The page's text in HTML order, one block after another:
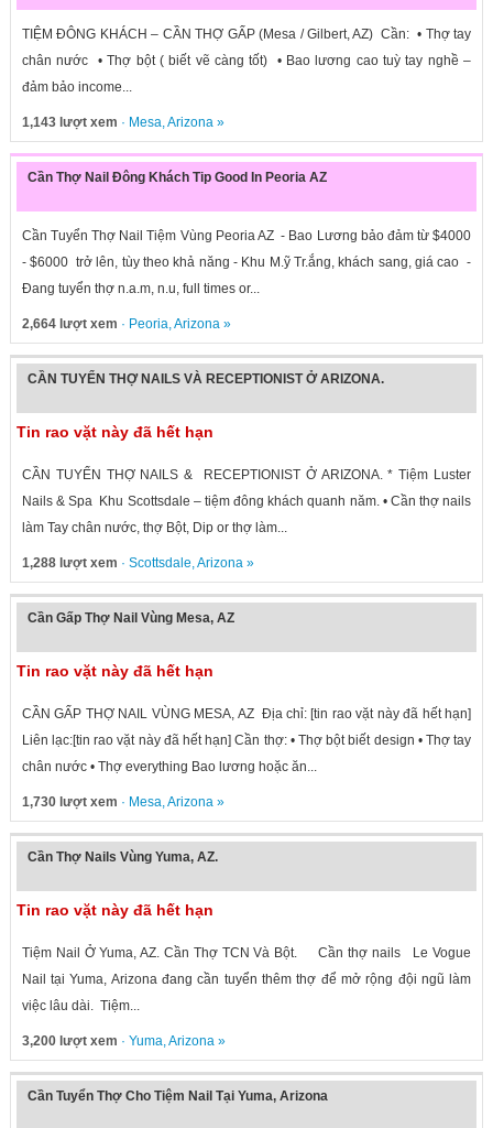
TIỆM ĐÔNG KHÁCH – CẦN THỢ GẤP (Mesa / Gilbert, AZ) Cần: • Thợ tay
chân nước • Thợ bột ( biết vẽ càng tốt) • Bao lương cao tuỳ tay nghề –
đảm bảo income...
1,143 lượt xem · Mesa,Arizona»
Cần Thợ Nail Đông Khách Tip Good In Peoria AZ
Cần Tuyển Thợ Nail Tiệm Vùng Peoria AZ - Bao Lương bảo đảm từ $4000
- $6000 trở lên, tùy theo khả năng - Khu M.ỹ Tr.ắng, khách sang, giá cao -
Đang tuyển thợ n.a.m, n.u, full times or...
2,664 lượt xem · Peoria,Arizona»
CẦN TUYỂN THỢ NAILS VÀ RECEPTIONIST Ở ARIZONA.
Tin rao vặt này đã hết hạn
CẦN TUYỂN THỢ NAILS & RECEPTIONIST Ở ARIZONA. * Tiệm Luster
Nails & Spa Khu Scottsdale – tiệm đông khách quanh năm. • Cần thợ nails
làm Tay chân nước, thợ Bột, Dip or thợ làm...
1,288 lượt xem · Scottsdale,Arizona»
Cần Gấp Thợ Nail Vùng Mesa, AZ
Tin rao vặt này đã hết hạn
CẦN GẤP THỢ NAIL VÙNG MESA, AZ Địa chỉ: [tin rao vặt này đã hết hạn]
Liên lạc:[tin rao vặt này đã hết hạn] Cần thợ: • Thợ bột biết design • Thợ tay
chân nước • Thợ everything Bao lương hoặc ăn...
1,730 lượt xem · Mesa,Arizona»
Cần Thợ Nails Vùng Yuma, AZ.
Tin rao vặt này đã hết hạn
Tiệm Nail Ở Yuma, AZ. Cần Thợ TCN Và Bột. Cần thợ nails Le Vogue
Nail tại Yuma, Arizona đang cần tuyển thêm thợ để mở rộng đội ngũ làm
việc lâu dài. Tiệm...
3,200 lượt xem · Yuma,Arizona»
Cần Tuyển Thợ Cho Tiệm Nail Tại Yuma, Arizona